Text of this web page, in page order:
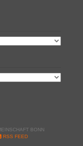
BONN
RSS FEED